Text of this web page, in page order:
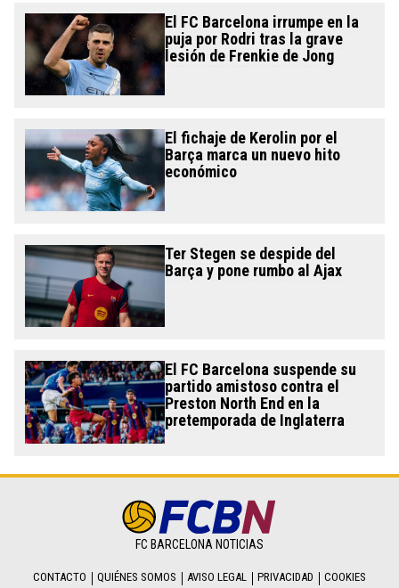
El FC Barcelona irrumpe en la
puja por Rodri tras la grave
lesión de Frenkie de Jong
El fichaje de Kerolin por el
Barça marca un nuevo hito
económico
Ter Stegen se despide del
Barça y pone rumbo al Ajax
El FC Barcelona suspende su
partido amistoso contra el
Preston North End en la
pretemporada de Inglaterra
FC BARCELONA NOTICIAS
CONTACTO QUIÉNES SOMOS AVISO LEGAL PRIVACIDAD COOKIES